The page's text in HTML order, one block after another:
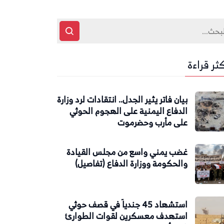
قراءة
بيان فاتر يثير الجدل.. انتقادات لرد وزارة
الدفاع اليمنية على الهجوم الحوثي
على مأرب وحضرموت
غضب يمني واسع من مجلس القيادة
والحكومة ووزارة الدفاع (تفاصيل)
استشهاد 45 جندياً في قصف حوثي
استهدف معسكرين لقوات الطوارئ